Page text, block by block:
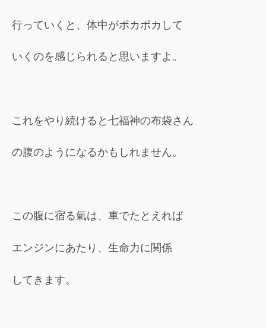
行っていくと、体中がポカポカして
いくのを感じられると思いますよ。
これをやり続けると七福神の布袋さん
の腹のようになるかもしれません。
この腹に宿る氣は、車でたとえれば
エンジンにあたり、生命力に関係
してきます。